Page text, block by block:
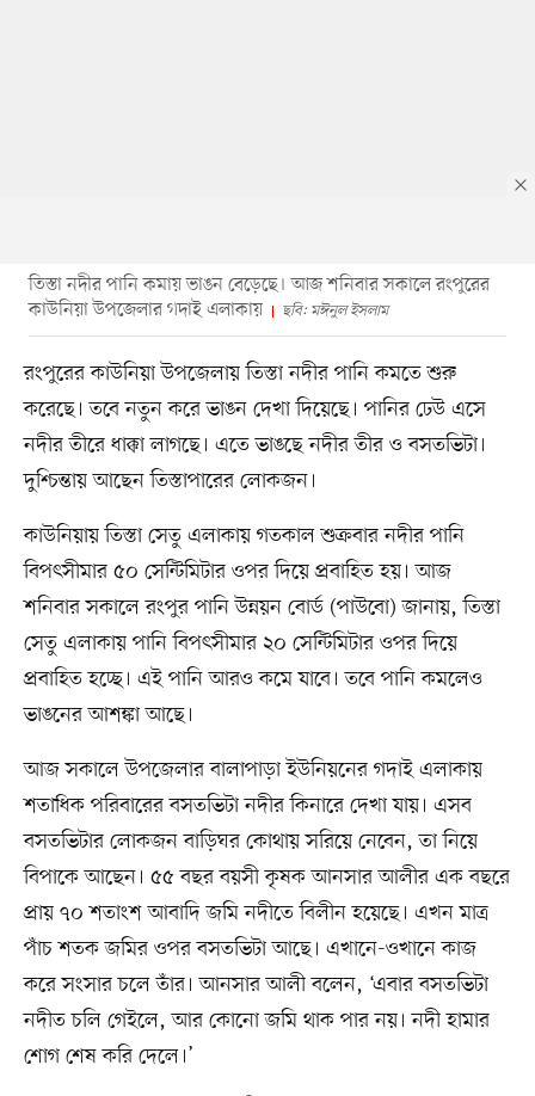
তিস্তা নদীর পানি কমায় ভাঙন বেড়েছে। আজ শনিবার সকালে রংপুরের
কাউনিয়া উপজেলার গদাই এলাকায়
ছবি: মঈনুল ইসলাম
রংপুরের কাউনিয়া উপজেলায় তিস্তা নদীর পানি কমতে শুরু
করেছে। তবে নতুন করে ভাঙন দেখা দিয়েছে। পানির ঢেউ এসে
নদীর তীরে ধাক্কা লাগছে। এতে ভাঙছে নদীর তীর ও বসতভিটা।
দুশ্চিন্তায় আছেন তিস্তাপারের লোকজন।
কাউনিয়ায় তিস্তা সেতু এলাকায় গতকাল শুক্রবার নদীর পানি
বিপৎসীমার ৫০ সেন্টিমিটার ওপর দিয়ে প্রবাহিত হয়। আজ
শনিবার সকালে রংপুর পানি উন্নয়ন বোর্ড (পাউবো) জানায়, তিস্তা
সেতু এলাকায় পানি বিপৎসীমার ২০ সেন্টিমিটার ওপর দিয়ে
প্রবাহিত হচ্ছে। এই পানি আরও কমে যাবে। তবে পানি কমলেও
ভাঙনের আশঙ্কা আছে।
আজ সকালে উপজেলার বালাপাড়া ইউনিয়নের গদাই এলাকায়
শতাধিক পরিবারের বসতভিটা নদীর কিনারে দেখা যায়। এসব
বসতভিটার লোকজন বাড়িঘর কোথায় সরিয়ে নেবেন, তা নিয়ে
বিপাকে আছেন। ৫৫ বছর বয়সী কৃষক আনসার আলীর এক বছরে
প্রায় ৭০ শতাংশ আবাদি জমি নদীতে বিলীন হয়েছে। এখন মাত্র
পাঁচ শতক জমির ওপর বসতভিটা আছে। এখানে-ওখানে কাজ
করে সংসার চলে তাঁর। আনসার আলী বলেন, ‘এবার বসতভিটা
নদীত চলি গেইলে, আর কোনো জমি থাক পার নয়। নদী হামার
শোগ শেষ করি দেলে।’